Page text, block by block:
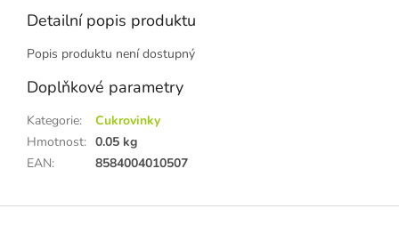
Detailní popis produktu
Popis produktu není dostupný
Doplňkové parametry
Kategorie:
Cukrovinky
Hmotnost: 0.05 kg
EAN: 8584004010507
Z